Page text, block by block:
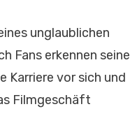
unglaublichen
Fans erkennen seine
Karriere vor sich und
Filmgeschäft